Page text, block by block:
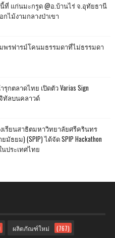
นี้ที่ แก่นมะกรูด @อ.บ้านไร่ จ.อุทัยธานี
ไม้งามกลางป่าเขา
พรฟารม์โคนมธรรมดาที่ไม่ธรรมดา
รุกตลาดไทย เปิดตัว Varias Sign
ทัลบนคลาวด์
เรียนสาธิตมหาวิทยาลัยศรีครินทร
ธยม) (SPIP) ได้จัด SPIP Hackathon
ประเทศไทย
ผลิตภัณฑ์ใหม่ (767)